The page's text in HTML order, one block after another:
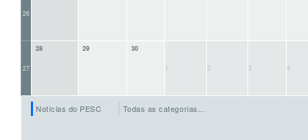
26
27
28 29 30
1 2 3 4
Notícias do PESC Todas as categorias...